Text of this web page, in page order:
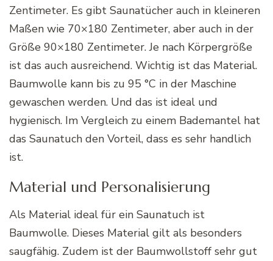
Zentimeter. Es gibt Saunatücher auch in kleineren
Maßen wie 70×180 Zentimeter, aber auch in der
Größe 90×180 Zentimeter. Je nach Körpergröße
ist das auch ausreichend. Wichtig ist das Material.
Baumwolle kann bis zu 95 °C in der Maschine
gewaschen werden. Und das ist ideal und
hygienisch. Im Vergleich zu einem Bademantel hat
das Saunatuch den Vorteil, dass es sehr handlich
ist.
Material und Personalisierung
Als Material ideal für ein Saunatuch ist
Baumwolle. Dieses Material gilt als besonders
saugfähig. Zudem ist der Baumwollstoff sehr gut